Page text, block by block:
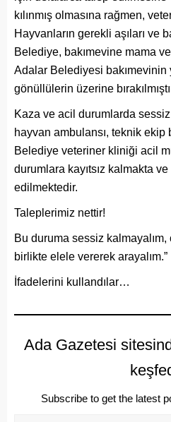
kılınmış olmasına rağmen,
Hayvanların gerekli aşıları ve
Belediye, bakımevine mama
Adalar Belediyesi bakımevinin
gönüllülerin üzerine
Kaza ve acil durumlarda sessiz
hayvan ambulansı, teknik ekip
Belediye veteriner kliniği acil
durumlara kayıtsız kalmakta
edilmektedir.
Taleplerimiz nettir!
Bu duruma sessiz kalmayalım,
birlikte elele vererek arayalım.”
İfadelerini kullandılar…
Ada Gazetesi
Subscribe to get the latest